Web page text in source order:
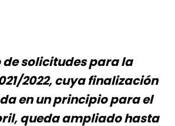
de solicitudes para la
2022, cuya finalización
en un principio para el
queda ampliado hasta